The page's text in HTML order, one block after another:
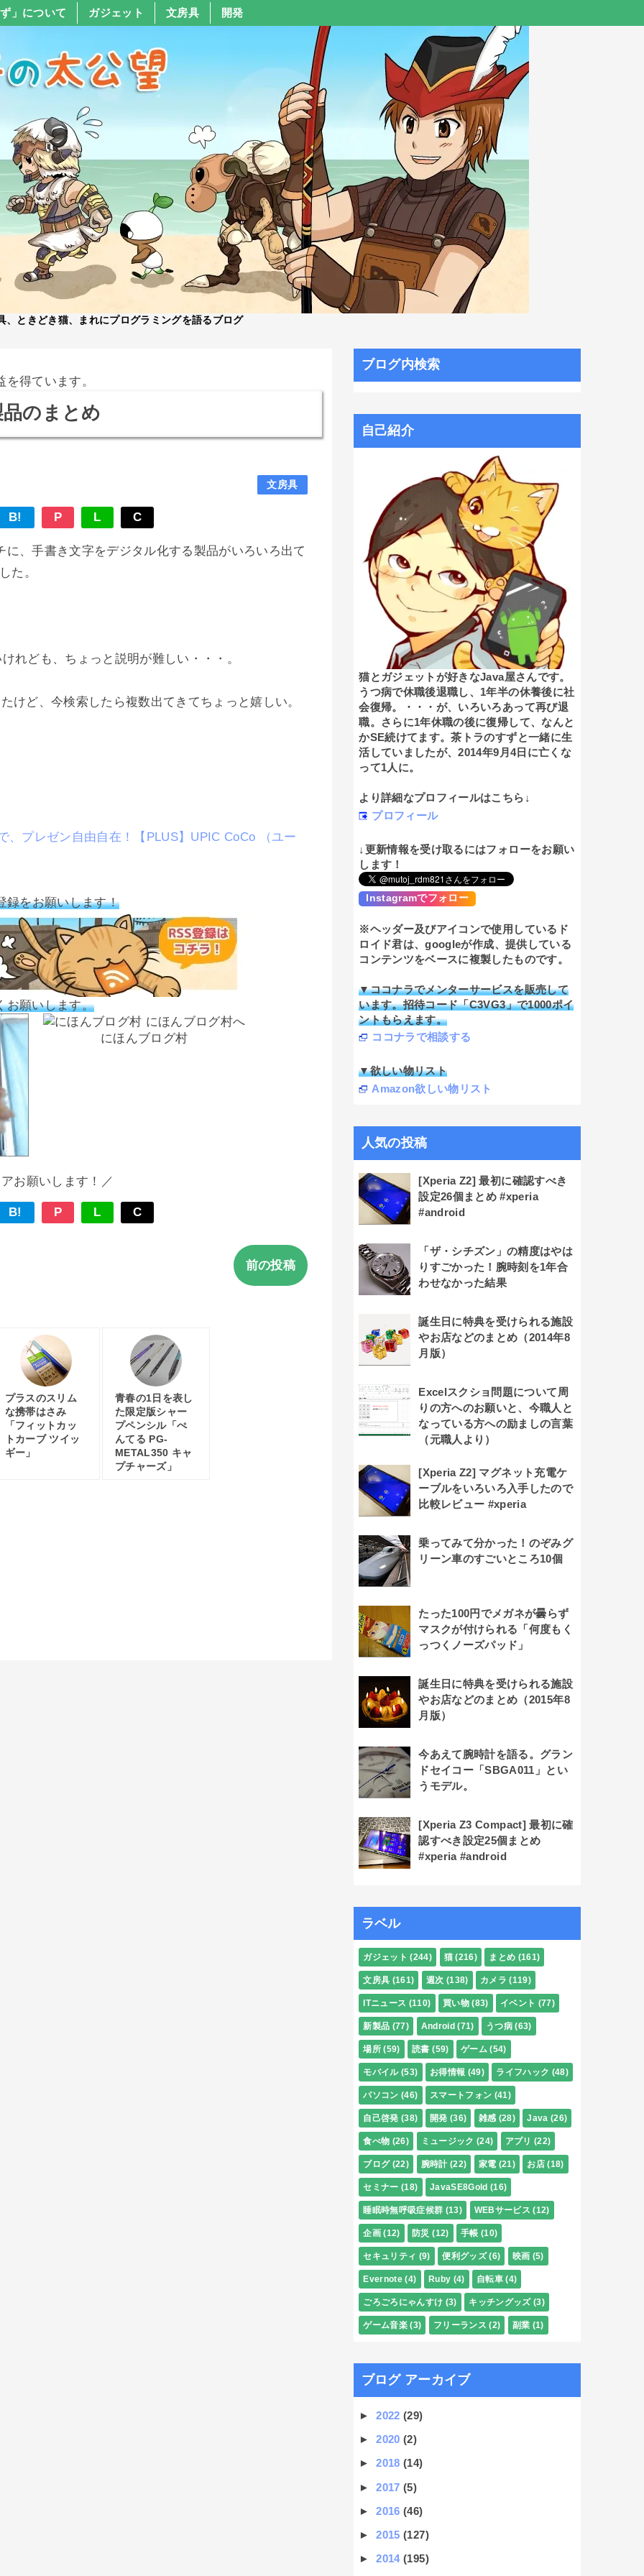
ず」について ガジェット 文房具 開発
ときどき猫、まれにプログラミングを語るブログ
得ています。
のまとめ
文房具
B! P L C
、手書き文字をデジタル化する製品がいろいろ出て
た。
れども、ちょっと説明が難しい・・・。
けど、今検索したら複数出てきてちょっと嬉しい。
、プレゼン自由自在！【PLUS】UPIC CoCo （ユー
録をお願いします！
お願いします。
にほんブログ村
お願いします！／
B! P L C
前の投稿
プラスのスリム
な携帯はさみ
「フィットカッ
トカーブ ツイッ
ギー」
青春の1日を表し
た限定版シャー
プペンシル「ぺ
んてる PG-
METAL350 キャ
プチャーズ」
ブログ内検索
自己紹介
猫とガジェットが好きなJava屋さんです。
うつ病で休職後退職し、1年半の休養後に社
会復帰。・・・が、いろいろあって再び退
職。さらに1年休職の後に復帰して、なんと
かSE続けてます。茶トラのすずと一緒に生
活していましたが、2014年9月4日に亡くな
って1人に。
より詳細なプロフィールはこちら↓
プロフィール
↓更新情報を受け取るにはフォローをお願い
します！
Instagramでフォロー
※ヘッダー及びアイコンで使用しているド
ロイド君は、googleが作成、提供している
コンテンツをベースに複製したものです。
▼ココナラでメンターサービスを販売して
います。招待コード「C3VG3」で1000ポイ
ントもらえます。
ココナラで相談する
▼欲しい物リスト
Amazon欲しい物リスト
人気の投稿
[Xperia Z2] 最初に確認すべき
設定26個まとめ #xperia
#android
「ザ・シチズン」の精度はやは
りすごかった！腕時刻を1年合
わせなかった結果
誕生日に特典を受けられる施設
やお店などのまとめ（2014年8
月版）
Excelスクショ問題について周
りの方へのお願いと、今職人と
なっている方への励ましの言葉
（元職人より）
[Xperia Z2] マグネット充電ケ
ーブルをいろいろ入手したので
比較レビュー #xperia
乗ってみて分かった！のぞみグ
リーン車のすごいところ10個
たった100円でメガネが曇らず
マスクが付けられる「何度もく
っつくノーズパッド」
誕生日に特典を受けられる施設
やお店などのまとめ（2015年8
月版）
今あえて腕時計を語る。グラン
ドセイコー「SBGA011」とい
うモデル。
[Xperia Z3 Compact] 最初に確
認すべき設定25個まとめ
#xperia #android
ラベル
ガジェット (244) 猫 (216) まとめ (161)
文房具 (161) 週次 (138) カメラ (119)
ITニュース (110) 買い物 (83) イベント (77)
新製品 (77) Android (71) うつ病 (63)
場所 (59) 読書 (59) ゲーム (54)
モバイル (53) お得情報 (49) ライフハック (48)
パソコン (46) スマートフォン (41)
自己啓発 (38) 開発 (36) 雑感 (28) Java (26)
食べ物 (26) ミュージック (24) アプリ (22)
ブログ (22) 腕時計 (22) 家電 (21) お店 (18)
セミナー (18) JavaSE8Gold (16)
睡眠時無呼吸症候群 (13) WEBサービス (12)
企画 (12) 防災 (12) 手帳 (10)
セキュリティ (9) 便利グッズ (6) 映画 (5)
Evernote (4) Ruby (4) 自転車 (4)
ごろごろにゃんすけ (3) キッチングッズ (3)
ゲーム音楽 (3) フリーランス (2) 副業 (1)
ブログ アーカイブ
►2022(29)
►2020(2)
►2018(14)
►2017(5)
►2016(46)
►2015(127)
►2014(195)